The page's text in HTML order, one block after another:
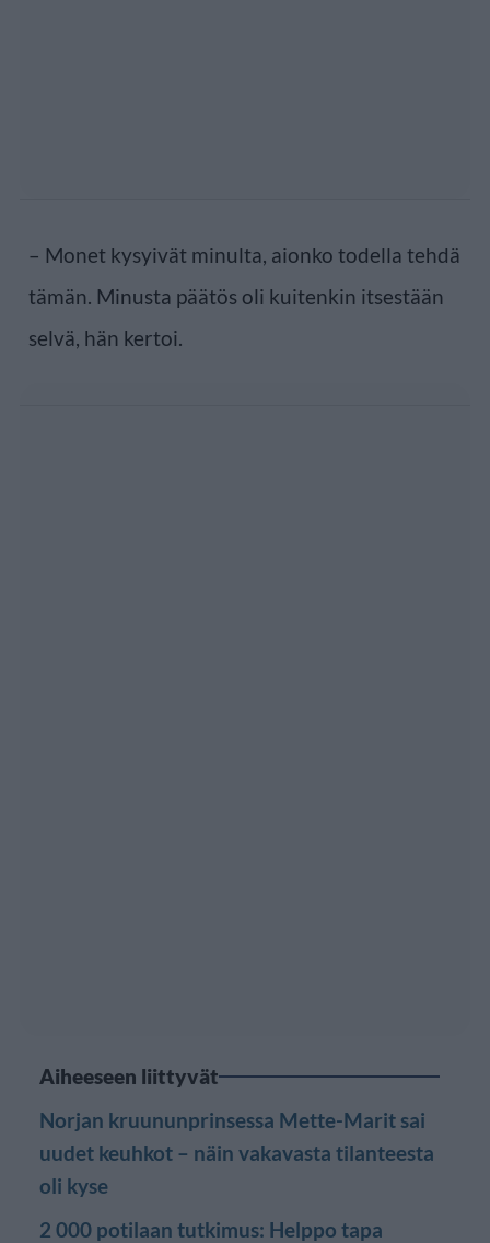
– Monet kysyivät minulta, aionko todella tehdä
tämän. Minusta päätös oli kuitenkin itsestään
selvä, hän kertoi.
Aiheeseen liittyvät
Norjan kruununprinsessa Mette-Marit sai
uudet keuhkot – näin vakavasta tilanteesta
oli kyse
2 000 potilaan tutkimus: Helppo tapa